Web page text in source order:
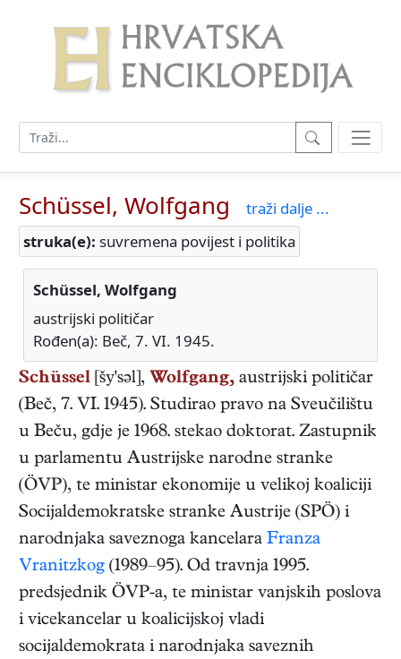
Schüssel, Wolfgang
traži dalje ...
struka(e): suvremena povijest i politika
Schüssel, Wolfgang
austrijski političar
Rođen(a): Beč, 7. VI. 1945.
Schüssel [šy'səl], Wolfgang, austrijski političar
(Beč, 7. VI. 1945). Studirao pravo na Sveučilištu
u Beču, gdje je 1968. stekao doktorat. Zastupnik
u parlamentu Austrijske narodne stranke
(ÖVP), te ministar ekonomije u velikoj koaliciji
Socijaldemokratske stranke Austrije (SPÖ) i
narodnjaka saveznoga kancelara Franza
Vranitzkog (1989–95). Od travnja 1995.
predsjednik ÖVP-a, te ministar vanjskih poslova
i vicekancelar u koalicijskoj vladi
socijaldemokrata i narodnjaka saveznih